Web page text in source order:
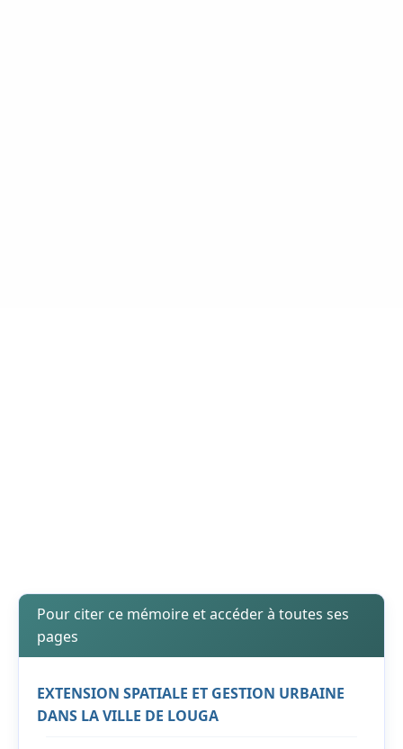
Pour citer ce mémoire et accéder à toutes ses
pages
EXTENSION SPATIALE ET GESTION URBAINE
DANS LA VILLE DE LOUGA